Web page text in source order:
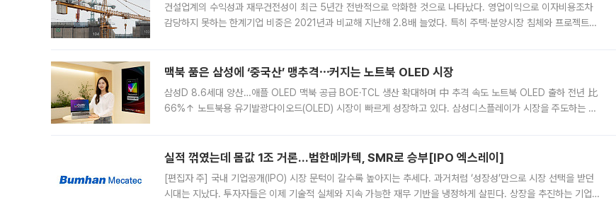
건설업계의 수익성과 재무건전성이 최근 5년간 전반적으로 악화한 것으로 나타났다. 영업이익으로 이자비용조차
감당하지 못하는 한계기업 비중은 2021년과 비교해 지난해 2.8배 늘었다. 특히 주택·분양시장 침체와 프로젝트파
맥북 품은 삼성에 ‘중국산’ 맹추격⋯커지는 노트북 OLED 시장
삼성D 8.6세대 양산…애플 OLED 맥북 공급 BOE·TCL 생산 확대하며 中 추격 속도 노트북 OLED 출하 전년 比
66%↑ 노트북용 유기발광다이오드(OLED) 시장이 빠르게 성장하고 있다. 삼성디스플레이가 시장을 주도하는 가
실적 꺾였는데 몸값 1조 거론…범한메카텍, SMR로 승부[IPO 엑스레이]
[편집자 주] 국내 기업공개(IPO) 시장 문턱이 갈수록 높아지는 추세다. 과거처럼 ‘성장성’만으로 시장 선택을 받던
시대는 지났다. 투자자들은 이제 기술적 실체와 지속 가능한 재무 기반을 냉정하게 살핀다. 상장을 추진하는 기업들